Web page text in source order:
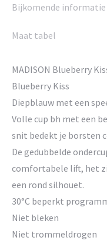
Bijkomende informatie
Maat tabel
MADISON Blueberry
Blueberry Kiss
Diepblauw met een
Volle cup bh met een
snit bedekt je borsten
De gedubbelde
comfortabele lift, het
een rond silhouet.
30°C beperkt
Niet bleken
Niet trommeldrogen